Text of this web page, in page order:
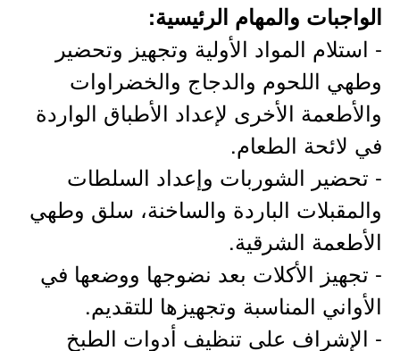
الواجبات والمهام الرئيسية:
- استلام المواد الأولية وتجهيز وتحضير
وطهي اللحوم والدجاج والخضراوات
والأطعمة الأخرى لإعداد الأطباق الواردة
في لائحة الطعام.
- تحضير الشوربات وإعداد السلطات
والمقبلات الباردة والساخنة، سلق وطهي
الأطعمة الشرقية.
- تجهيز الأكلات بعد نضوجها ووضعها في
الأواني المناسبة وتجهيزها للتقديم.
- الإشراف على تنظيف أدوات الطبخ